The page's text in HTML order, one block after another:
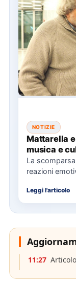
NOTIZIE
Mattarella
musica e
La
reazioni
Leggi l'articolo
11:27